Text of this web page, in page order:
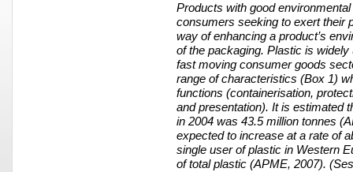
Products with good
consumers seeking to exert their
way of enhancing a product’s
of the packaging. Plastic is
fast moving consumer goods
range of characteristics (Box 1)
functions (containerisation,
and presentation). It is estimated
in 2004 was 43.5 million tonnes
expected to increase at a rate of
single user of plastic in Western
of total plastic (APME, 2007).